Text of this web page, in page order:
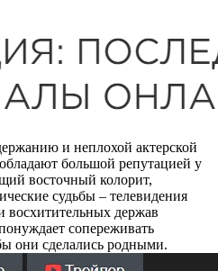
и неплохой актерской
большой репутацией у
восточный колорит,
судьбы – телевидения
восхитительных держав
сопереживать
они сделались родными.